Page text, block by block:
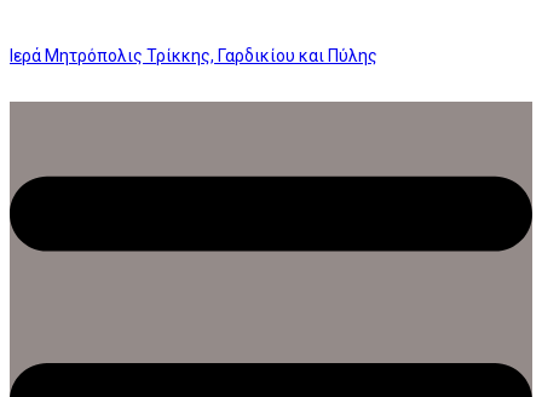
Ιερά Μητρόπολις Τρίκκης, Γαρδικίου και Πύλης